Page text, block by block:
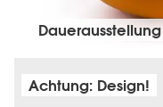
Dauer­aus­stel­lung
Achtung: Design!